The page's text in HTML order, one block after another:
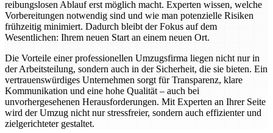
reibungslosen Ablauf erst möglich macht. Experten wissen, welche
Vorbereitungen notwendig sind und wie man potenzielle Risiken
frühzeitig minimiert. Dadurch bleibt der Fokus auf dem
Wesentlichen: Ihrem neuen Start an einem neuen Ort.
Die Vorteile einer professionellen Umzugsfirma liegen nicht nur in
der Arbeitsteilung, sondern auch in der Sicherheit, die sie bieten. Ein
vertrauenswürdiges Unternehmen sorgt für Transparenz, klare
Kommunikation und eine hohe Qualität – auch bei
unvorhergesehenen Herausforderungen. Mit Experten an Ihrer Seite
wird der Umzug nicht nur stressfreier, sondern auch effizienter und
zielgerichteter gestaltet.